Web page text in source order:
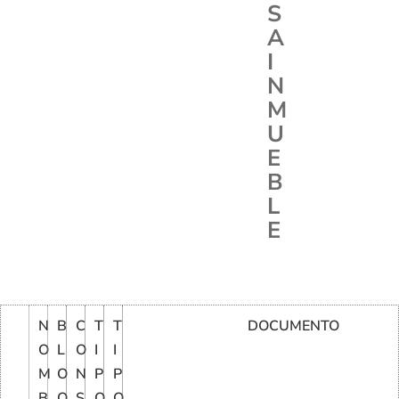
S
A
I
N
M
U
E
B
L
E
N
O
M
B
L
O
C
O
N
T
I
P
T
I
P
DOCUMENTO